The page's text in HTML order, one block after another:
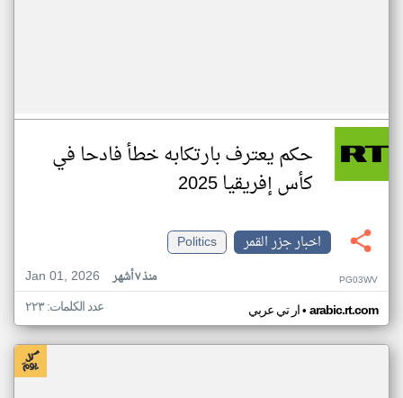
حكم يعترف بارتكابه خطأ فادحا في
كأس إفريقيا 2025
اخبار جزر القمر
Politics
Jan 01, 2026
منذ ٧ أشهر PG03WV
ار تي عربي• arabic.rt.com عدد الكلمات: ٢٢٣